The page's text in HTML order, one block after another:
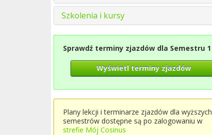
Szkolenia i kursy
Sprawdź terminy zjazdów dla Semestru 1
Wyświetl terminy zjazdów
Plany lekcji i terminarze zjazdów dla wyższych
semestrów dostępne są po zalogowaniu w
strefie Mój Cosinus